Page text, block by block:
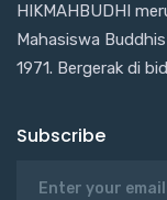
HIKMAHBUDHI
Mahasiswa
1971. Bergerak di
Subscribe